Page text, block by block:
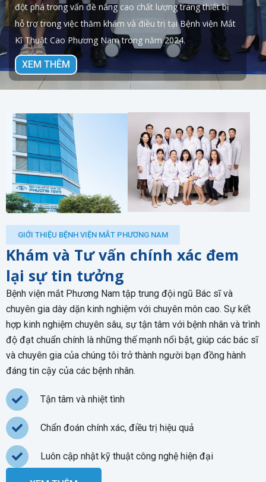
đột phá trong vấn đề nâng cao chất lượng trang thiết bị
hỗ trợ trong việc thăm khám và điều trị tại Bệnh viện Mắt
Kĩ Thuật Cao Phương Nam trong năm 2024.
XEM THÊM
GIỚI THIỆU BỆNH VIỆN MẮT PHƯƠNG NAM
Khám và Tư vấn chính xác đem
lại sự tin tưởng
Bệnh viện mắt Phương Nam tập trung đội ngũ Bác sĩ và
chuyên gia dày dặn kinh nghiệm với chuyên môn cao. Sự kết
hợp kinh nghiệm chuyên sâu, sự tận tâm với bệnh nhân và trình
độ đạt chuẩn chính là những thế mạnh nổi bật, giúp các bác sĩ
và chuyên gia của chúng tôi trở thành người bạn đồng hành
đáng tin cậy của các bệnh nhân.
Tận tâm và nhiệt tình
Chẩn đoán chính xác, điều trị hiệu quả
Luôn cập nhật kỹ thuật công nghệ hiện đại